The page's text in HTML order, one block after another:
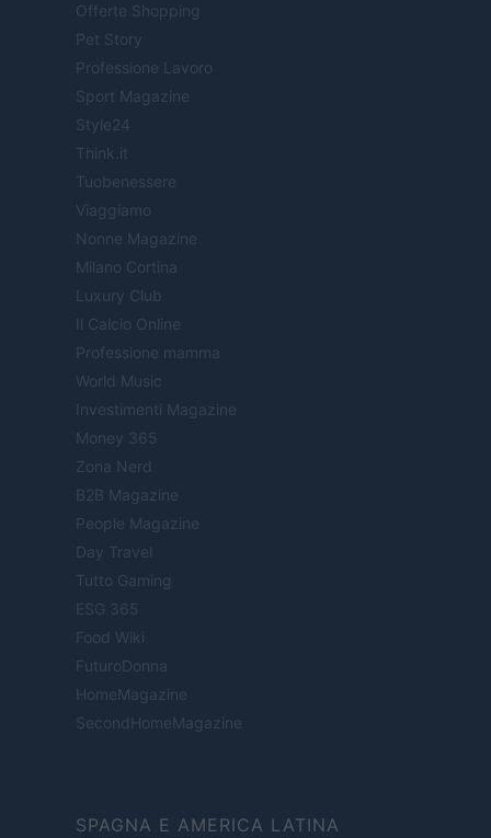
Offerte Shopping
Pet Story
Professione Lavoro
Sport Magazine
Style24
Think.it
Tuobenessere
Viaggiamo
Nonne Magazine
Milano Cortina
Luxury Club
Il Calcio Online
Professione mamma
World Music
Investimenti Magazine
Money 365
Zona Nerd
B2B Magazine
People Magazine
Day Travel
Tutto Gaming
ESG 365
Food Wiki
FuturoDonna
HomeMagazine
SecondHomeMagazine
SPAGNA E AMERICA LATINA